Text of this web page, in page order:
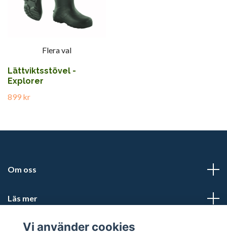
Flera val
Lättviktsstövel -
Explorer
899 kr
Om oss
Läs mer
Sociala medier
Vi använder cookies